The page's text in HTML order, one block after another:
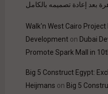
بعد إعادة تصميمه بالكامل
Walk'n West Cairo
Development on Dubai
Promote Spark Mall in
Big 5 Construct Egypt:
Heijmans on Big 5